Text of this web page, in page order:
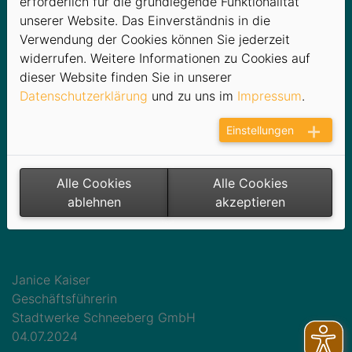
nach Rückgang der
Blaualgenkonzentration
Der Filzteich ist ab sofort wieder für die Öffentlichkeit
freigegeben. Das Gesundheitsamt hat bestätigt, dass
die Konzentration der Blaualgen im Wasser signifikant
zurückgegangen ist und keine gesundheitliche Gefahr
mehr besteht.
Die Stadtwerke Schneeberg bedanken sich bei allen
Badegästen für ihre Geduld und ihr Verständnis
während der vorübergehenden Sperrung.
Janice Kaiser
Geschäftsführerin
Stadtwerke Schneeberg GmbH
04.07.2024
unserer Website. Das Einverständnis in die
Verwendung der Cookies können Sie jederzeit
widerrufen. Weitere Informationen zu Cookies auf
dieser Website finden Sie in unserer
Datenschutzerklärung und zu uns im Impressum.
Einstellungen
Alle Cookies
ablehnen
Alle Cookies
akzeptieren